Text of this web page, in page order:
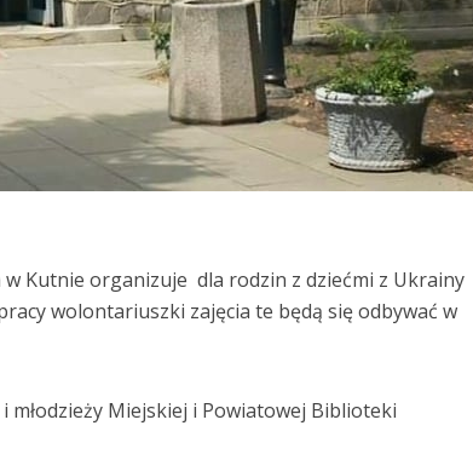
Kutnie organizuje dla rodzin z dziećmi z Ukrainy
wolontariuszki zajęcia te będą się odbywać w
młodzieży Miejskiej i Powiatowej Biblioteki